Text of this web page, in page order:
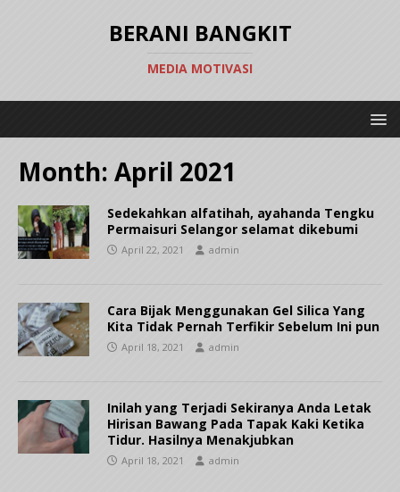
BERANI BANGKIT
MEDIA MOTIVASI
Month: April 2021
Sedekahkan alfatihah, ayahanda Tengku
Permaisuri Selangor selamat dikebumi
April 22, 2021 admin
Cara Bijak Menggunakan Gel Silica Yang
Kita Tidak Pernah Terfikir Sebelum Ini pun
April 18, 2021 admin
Inilah yang Terjadi Sekiranya Anda Letak
Hirisan Bawang Pada Tapak Kaki Ketika
Tidur. Hasilnya Menakjubkan
April 18, 2021 admin